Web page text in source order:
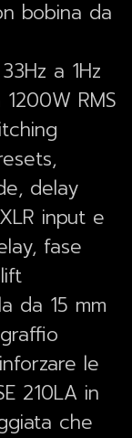
bobina da
a 1Hz
RMS
delay
input e
fase
da 15 mm
le
210LA in
che